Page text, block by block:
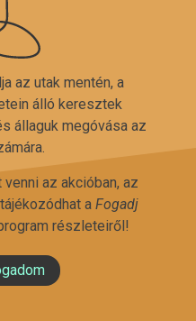
az utak mentén, a
álló keresztek
állaguk megóvása az
az akcióban, az
a Fogadj
részleteiről!